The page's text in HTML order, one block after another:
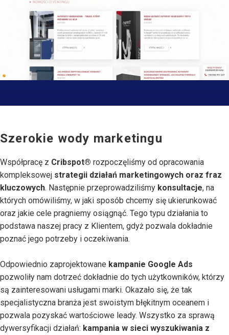
Szerokie wody marketingu
Współpracę z Cribspot® rozpoczęliśmy od opracowania
kompleksowej strategii działań marketingowych oraz fraz
kluczowych. Następnie przeprowadziliśmy konsultacje, na
których omówiliśmy, w jaki sposób chcemy się ukierunkować
oraz jakie cele pragniemy osiągnąć. Tego typu działania to
podstawa naszej pracy z Klientem, gdyż pozwala dokładnie
poznać jego potrzeby i oczekiwania.
Odpowiednio zaprojektowane kampanie Google Ads
pozwoliły nam dotrzeć dokładnie do tych użytkowników, którzy
są zainteresowani usługami marki. Okazało się, że tak
specjalistyczna branża jest swoistym błękitnym oceanem i
pozwala pozyskać wartościowe leady. Wszystko za sprawą
dywersyfikacji działań: kampania w sieci wyszukiwania z